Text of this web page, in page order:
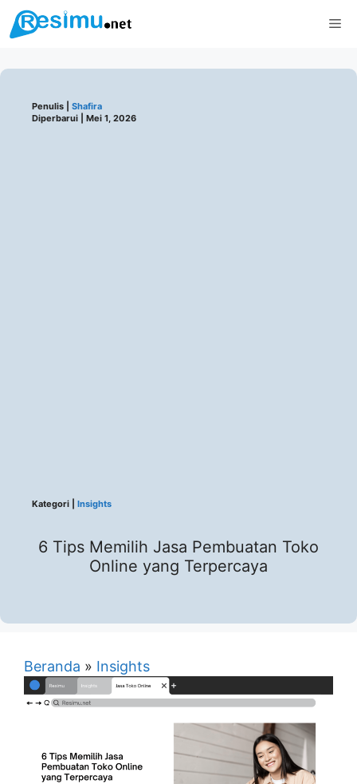
Langsung
ke
Penulis | Shafira
Diperbarui | Mei 1, 2026
Kategori | Insights
6 Tips Memilih Jasa Pembuatan Toko
Online yang Terpercaya
Beranda » Insights